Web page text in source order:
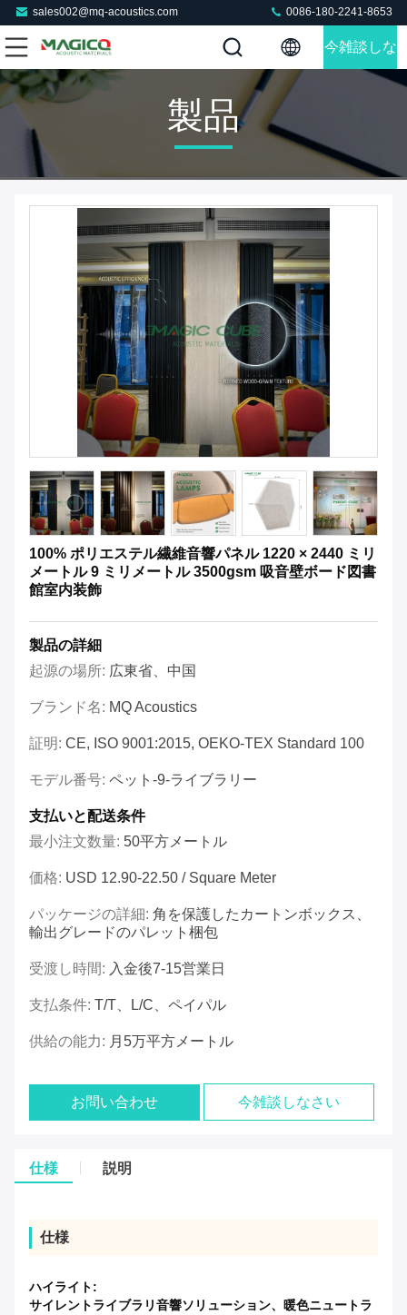
sales002@mq-acoustics.com 0086-180-2241-8653
今雑談しな
製品
100% ポリエステル繊維音響パネル 1220 × 2440 ミリ
メートル 9 ミリメートル 3500gsm 吸音壁ボード図書
館室内装飾
製品の詳細
起源の場所: 広東省、中国
ブランド名: MQ Acoustics
証明: CE, ISO 9001:2015, OEKO-TEX Standard 100
モデル番号: ペット-9-ライブラリー
支払いと配送条件
最小注文数量: 50平方メートル
価格: USD 12.90-22.50 / Square Meter
パッケージの詳細: 角を保護したカートンボックス、
輸出グレードのパレット梱包
受渡し時間: 入金後7-15営業日
支払条件: T/T、L/C、ペイパル
供給の能力: 月5万平方メートル
お問い合わせ 今雑談しなさい
仕様 説明
仕様
ハイライト:
サイレントライブラリ音響ソリューション、暖色ニュートラ